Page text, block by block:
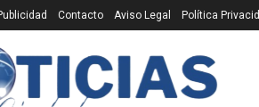
Contacto Aviso Legal Política